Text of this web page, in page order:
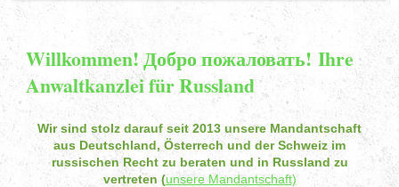
Willkommen! Добро пожаловать! Ihre
Anwaltkanzlei für Russland
Wir sind stolz darauf seit 2013 unsere Mandantschaft
aus Deutschland, Österrech und der Schweiz im
russischen Recht zu beraten und in Russland zu
vertreten (unsere Mandantschaft)